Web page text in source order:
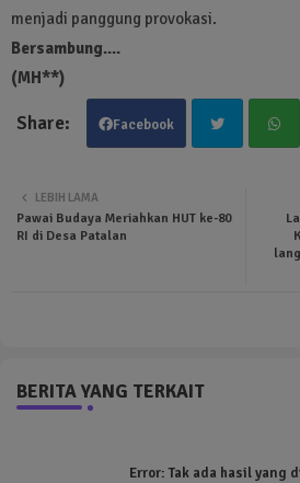
menjadi panggung provokasi.
Bersambung....
(MH**)
Facebook
ter
LEBIH LAMA
Pawai Budaya Meriahkan HUT ke-80
RI di Desa Patalan
BERITA YANG TERKAIT
Error:Tak ada hasil yang